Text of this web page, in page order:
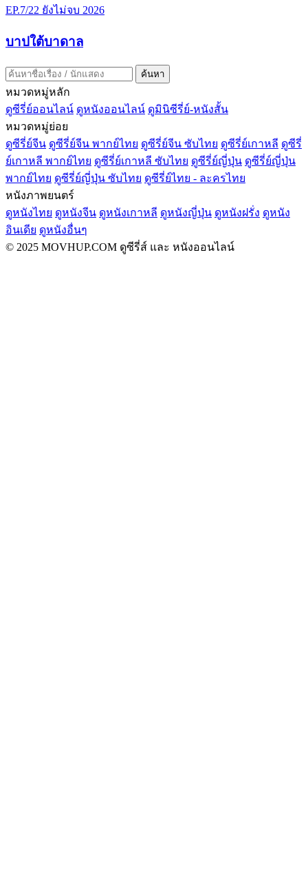
EP.7/22 ยังไม่จบ 2026
บาปใต้บาดาล
ค้นหา
หมวดหมู่หลัก
ดูซีรี่ย์ออนไลน์ ดูหนังออนไลน์ ดูมินิซีรี่ย์-หนังสั้น
หมวดหมู่ย่อย
ดูซีรี่ย์จีน ดูซีรี่ย์จีน พากย์ไทย ดูซีรี่ย์จีน ซับไทย ดูซีรี่ย์เกาหลี ดูซีรี่
ย์เกาหลี พากย์ไทย ดูซีรี่ย์เกาหลี ซับไทย ดูซีรี่ย์ญี่ปุ่น ดูซีรี่ย์ญี่ปุ่น
พากย์ไทย ดูซีรี่ย์ญี่ปุ่น ซับไทย ดูซีรี่ย์ไทย - ละครไทย
หนังภาพยนตร์
ดูหนังไทย ดูหนังจีน ดูหนังเกาหลี ดูหนังญี่ปุ่น ดูหนังฝรั่ง ดูหนัง
อินเดีย ดูหนังอื่นๆ
© 2025 MOVHUP.COM ดูซีรี่ส์ และ หนังออนไลน์